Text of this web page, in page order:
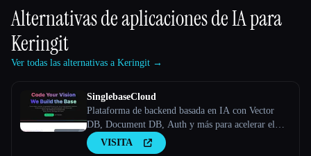
Alternativas de aplicaciones de IA para
Keringit
Ver todas las alternativas a Keringit →
SinglebaseCloud
Plataforma de backend basada en IA con Vector
DB, Document DB, Auth y más para acelerar el
desarrollo de aplicaciones.
VISITA